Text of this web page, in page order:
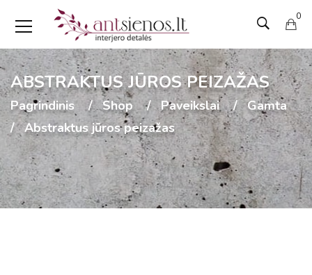
0
ABSTRAKTUS JŪROS PEIZAŽAS
Pagrindinis Shop Paveikslai
Gamta
Abstraktus jūros peizažas